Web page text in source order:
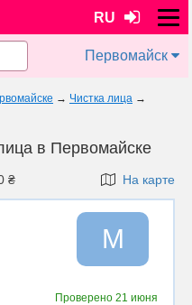
RU
Первомайск
→ Чистка лица →
в Первомайске
₴ На карте
М
Проверено 21 июня